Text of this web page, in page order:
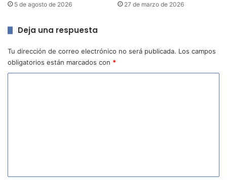
5 de agosto de 2026 27 de marzo de 2026
Deja una respuesta
Tu dirección de correo electrónico no será publicada. Los campos
obligatorios están marcados con *